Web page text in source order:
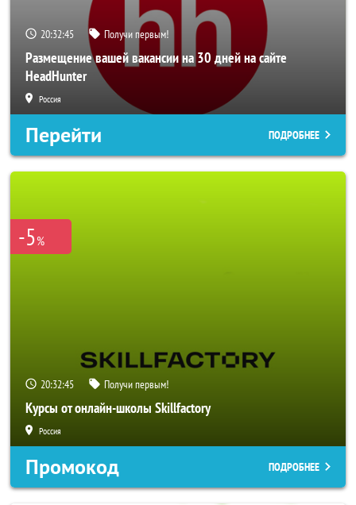
20:32:43 Получи первым!
Размещение вашей вакансии на 30 дней на сайте
HeadHunter
Россия
Перейти ПОДРОБНЕЕ
-5%
20:32:43 Получи первым!
Курсы от онлайн-школы Skillfactory
Россия
Промокод ПОДРОБНЕЕ